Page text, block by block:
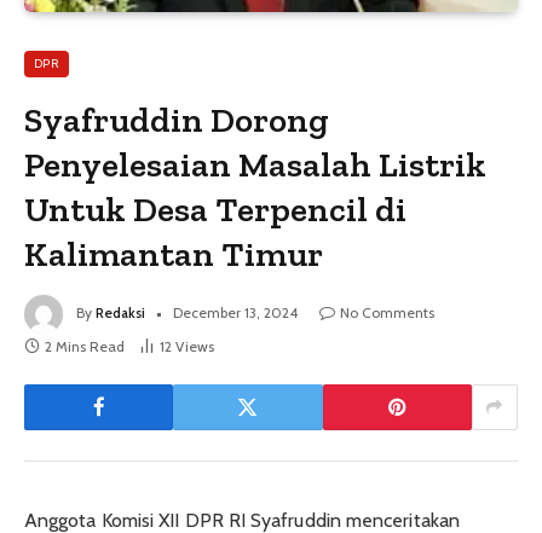
DPR
Syafruddin Dorong
Penyelesaian Masalah Listrik
Untuk Desa Terpencil di
Kalimantan Timur
By Redaksi December 13, 2024
No Comments
2 Mins Read
12 Views
Anggota Komisi XII DPR RI Syafruddin menceritakan